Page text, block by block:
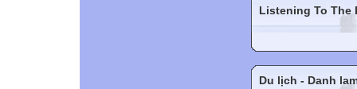
Listening To The
Du lịch - Danh